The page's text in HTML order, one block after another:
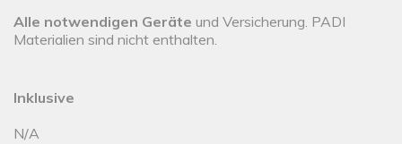
Alle notwendigen Geräte und Versicherung. PADI
Materialien sind nicht enthalten.
Inklusive
N/A